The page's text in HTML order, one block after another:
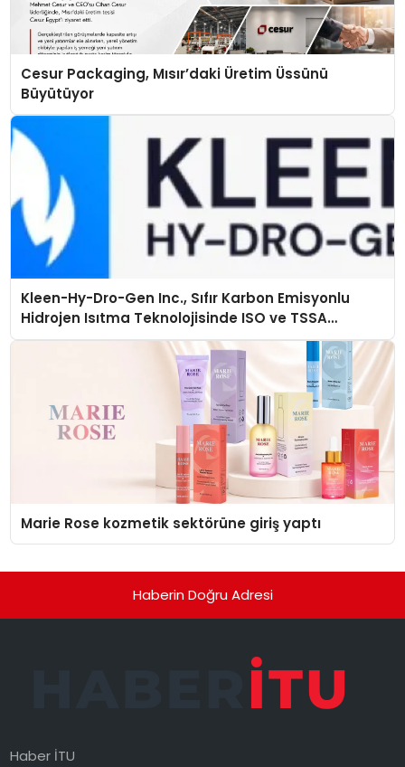
Cesur Packaging, Mısır’daki Üretim Üssünü
Büyütüyor
Kleen-Hy-Dro-Gen Inc., Sıfır Karbon Emisyonlu
Hidrojen Isıtma Teknolojisinde ISO ve TSSA
Düzenleyici Onaylarını Aldı
Marie Rose kozmetik sektörüne giriş yaptı
Haberin Doğru Adresi
Haber İTU